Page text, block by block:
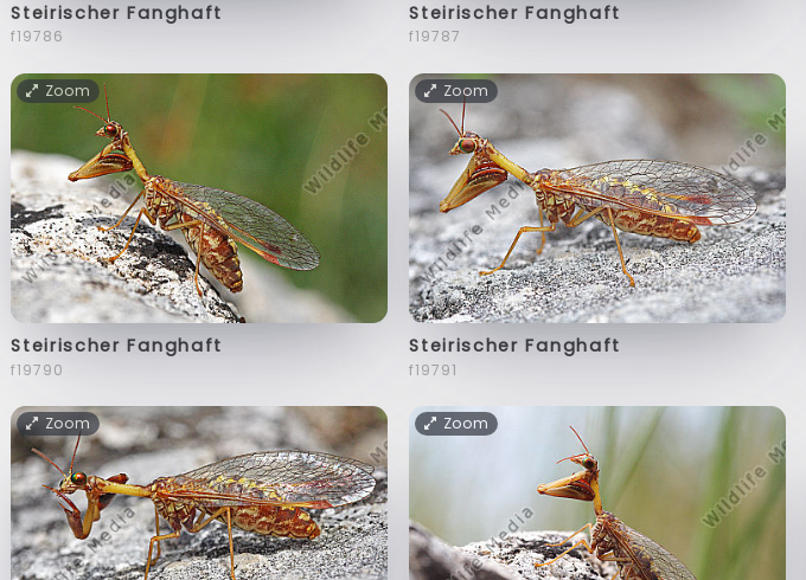
Steirischer Fanghaft
f19786
Steirischer Fanghaft
f19787
Zoom
Steirischer Fanghaft
f19790
Zoom
Steirischer Fanghaft
f19791
Zoom Zoom